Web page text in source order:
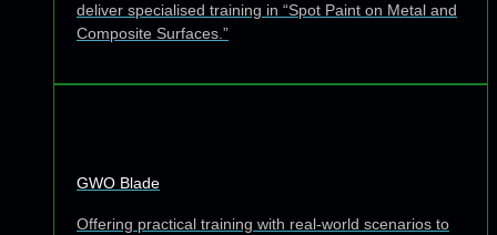
deliver specialised training in “Spot Paint on Metal and
Composite Surfaces.”
GWO Blade
Offering practical training with real-world scenarios to